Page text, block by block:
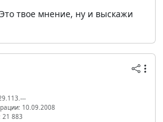
твое мнение, ну и выскажи
10.09.2008
883